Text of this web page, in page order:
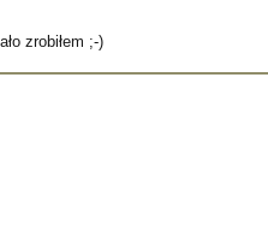
zrobiłem ;-)